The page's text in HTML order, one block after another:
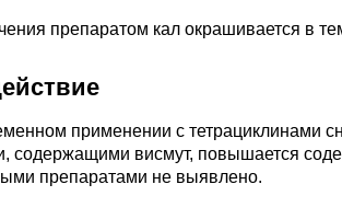
препаратом кал окрашивается в
применении с тетрациклинами
содержащими висмут, повышается
препаратами не выявлено.